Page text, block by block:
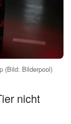
(Bild: Bilderpool)
nicht